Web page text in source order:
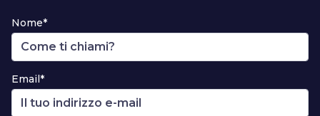
Nome*
Email*